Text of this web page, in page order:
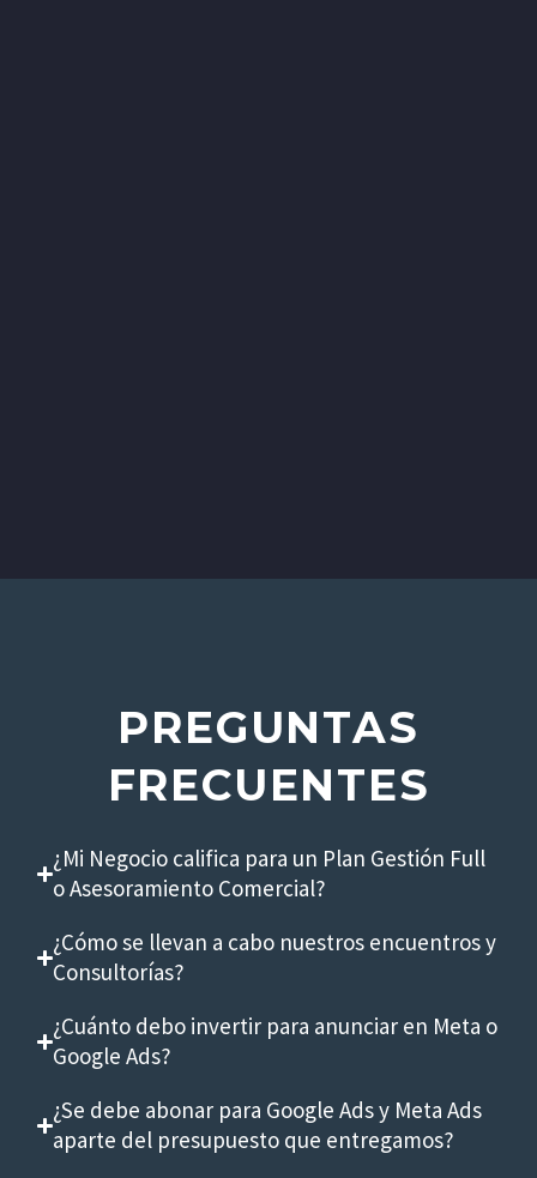
PREGUNTAS
FRECUENTES
¿Mi Negocio califica para un Plan Gestión Full
o Asesoramiento Comercial?
¿Cómo se llevan a cabo nuestros encuentros y
Consultorías?
¿Cuánto debo invertir para anunciar en Meta o
Google Ads?
¿Se debe abonar para Google Ads y Meta Ads
aparte del presupuesto que entregamos?